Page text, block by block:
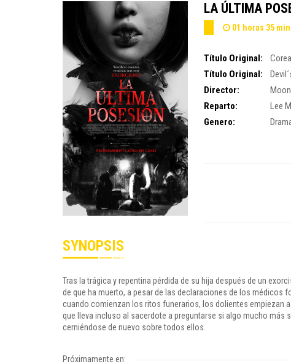
LA ÚLTIMA
01 horas 35
Título Original:
Título Original:
Director:
Reparto:
Lee
Genero:
SYNOPSIS
Tras la trágica y repentina pérdida de su hija después de un
de que ha muerto, a pesar de las declaraciones de los médicos
cuando comienzan los ritos funerarios, los dolientes empiezan
que lleva incluso al sacerdote a preguntarse si algo mucho más
cerniéndose de nuevo sobre todos ellos.
Próximamente en: